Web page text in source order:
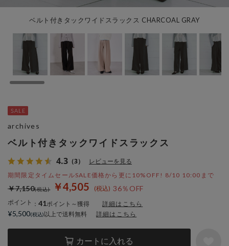
ベルト付きタックワイドスラックス CHARCOAL GRAY
ベルト付きタックワイドスラックス
4.3 （3） レビューを見る
期間限定タイムセールSALE価格から更に10%OFF! 8/10 10:00まで
￥4,505 36％OFF
￥7,150
ポイント ： 41ポイント～獲得 詳細はこちら
カートに入れる
archives
¥5,500 以上で送料無料 詳細はこちら